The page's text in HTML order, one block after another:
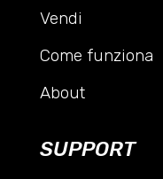
Vendi
Come funziona
About
SUPPORT